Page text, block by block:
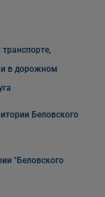
и в дорожном
Беловского
"Беловского